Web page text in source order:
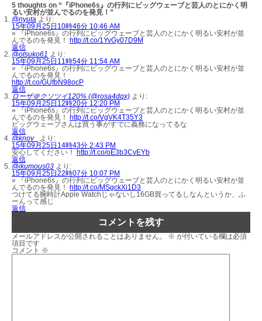
5 thoughts on “『iPhone6s』の行列にビッグウェーブと芸人のとにかく明
るい安村が並んでるのを発見！”
@nyuta より:
15年09月25日10時46分 10:46 AM
» 『iPhone6s』の行列にビッグウェーブと芸人のとにかく明るい安村が並
んでるのを発見！ http://t.co/1YvGy07D9M
返信
@otsuko61 より:
15年09月25日11時54分 11:54 AM
» 『iPhone6s』の行列にビッグウェーブと芸人のとにかく明るい安村が並
んでるのを発見！
http://t.co/GUfbN98ocP
返信
ローザ＠クソツイ120% (@rosa4dqx) より:
15年09月25日12時20分 12:20 PM
» 『iPhone6s』の行列にビッグウェーブと芸人のとにかく明るい安村が並
んでるのを発見！ http://t.co/VgVK4T35Y3
ビッグウェーブさんは買う事がすでに義務になってるな
返信
@knov_
より:
15年09月25日14時43分 2:43 PM
安心してください！ http://t.co/oE3b3CvEYb
返信
@ikumous03 より:
15年09月25日22時07分 10:07 PM
» 『iPhone6s』の行列にビッグウェーブと芸人のとにかく明るい安村が並
んでるのを発見！ http://t.co/MSgckXi1D3
つけてる腕時計Apple Watchじゃないし16GB買ってるしなんというか、ふ
ーんって感じ
返信
コメントを残す
メールアドレスが公開されることはありません。 ※ が付いている欄は必須
項目です
コメント ※